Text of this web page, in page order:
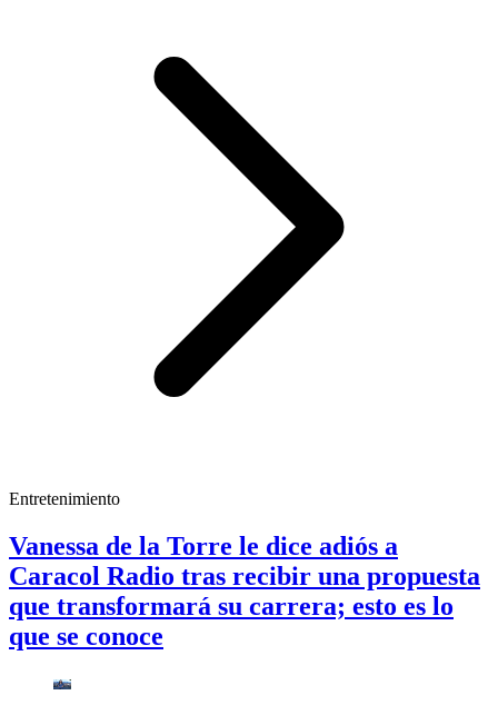
Entretenimiento
Vanessa de la Torre le dice adiós a
Caracol Radio tras recibir una propuesta
que transformará su carrera; esto es lo
que se conoce